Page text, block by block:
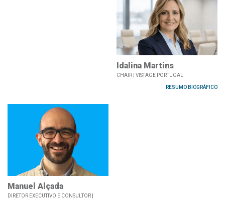
Idalina Martins
CHAIR | VISTAGE PORTUGAL
RESUMO BIOGRÁFICO
Manuel Alçada
DIRETOR EXECUTIVO E CONSULTOR |